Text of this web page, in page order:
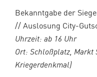
Bekanntgabe der
// Auslosung City-
Uhrzeit: ab 16 Uhr
Ort: Schloßplatz, Markt
Kriegerdenkmal)